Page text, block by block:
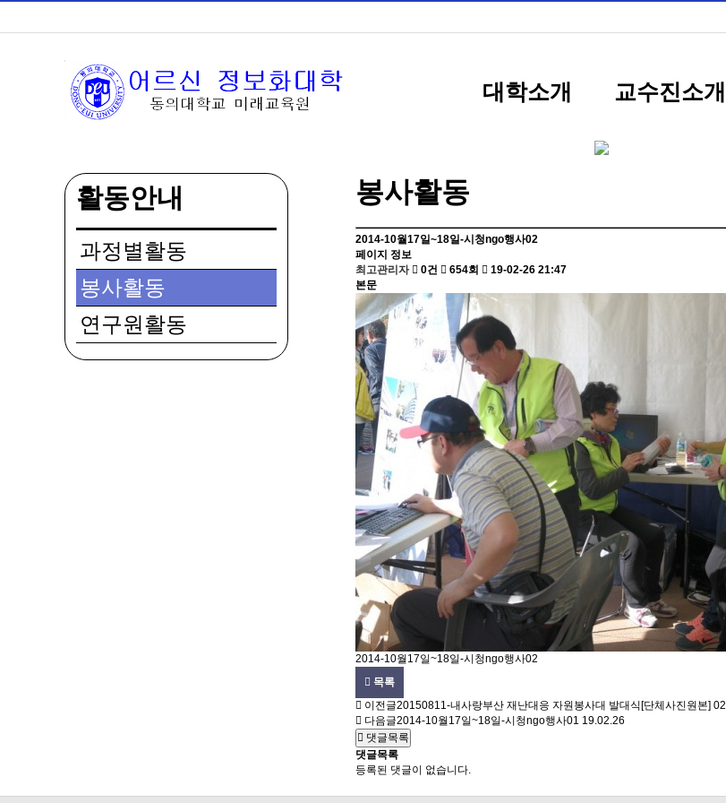
대학소개 교수진소개
봉사활동
2014-10월17일~18일-시청ngo행사02
페이지 정보
최고관리자
0건 654회
19-02-26 21:47
본문
2014-10월17일~18일-시청ngo행사02
목록
이전글20150811-내사랑부산 재난대응 자원봉사대 발대식[단체사진원본] 02
다음글2014-10월17일~18일-시청ngo행사01 19.02.26
댓글목록
댓글목록
등록된 댓글이 없습니다.
활동안내
과정별활동
봉사활동
연구원활동